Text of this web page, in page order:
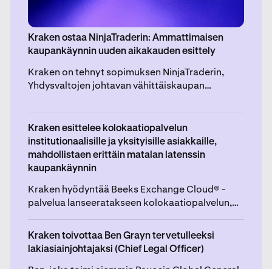
Kraken ostaa NinjaTraderin: Ammattimaisen
kaupankäynnin uuden aikakauden esittely
Kraken on tehnyt sopimuksen NinjaTraderin,
Yhdysvaltojen johtavan vähittäiskaupan
miljardilla dollarilla, tietyin kauppahinnan
tarkistuksin.
Kraken esittelee kolokaatiopalvelun
institutionaalisille ja yksityisille asiakkaille,
mahdollistaen erittäin matalan latenssin
kaupankäynnin
Kraken hyödyntää Beeks Exchange Cloud® -
palvelua lanseeratakseen kolokaatiopalvelun,
joka on suunniteltu oikeudenmukaisuutta,
saavutettavuutta ja nopeaa toteutusta silmällä
pitäen. Palvelu julkaistaan myöhemmin tänä
vuonna.
Kraken toivottaa Ben Grayn tervetulleeksi
lakiasiainjohtajaksi (Chief Legal Officer)